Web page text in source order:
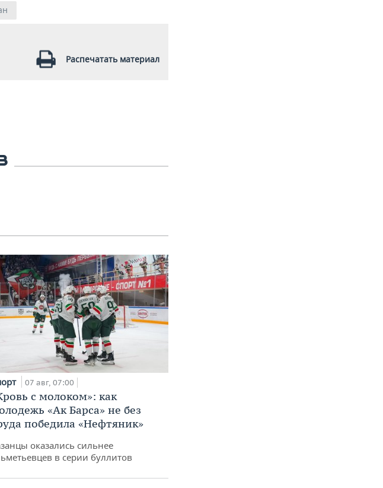
Распечатать материал
07 авг, 07:00
с молоком»: как
«Ак Барса» не без
победила «Нефтяник»
оказались сильнее
в серии буллитов